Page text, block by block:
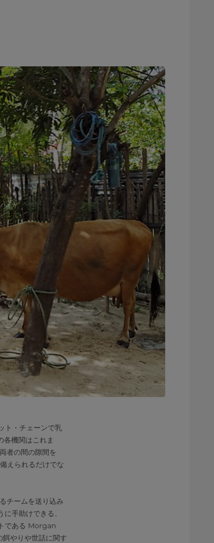
ト・チェーンで乳
機関はこれま
者の間の隙間を
えられるだけでな
チームを送り込み
手助けできる、
である Morgan
やりや世話に関す